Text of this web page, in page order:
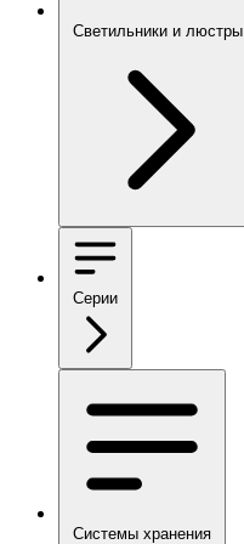
Светильники и люстры
Серии
Системы хранения